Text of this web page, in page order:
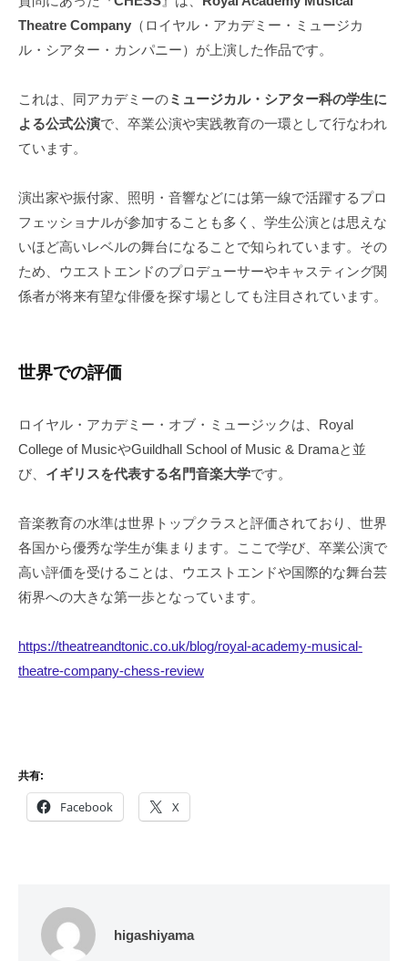
Theatre Company （ロイヤル・アカデミー・ミュージカ
ル・シアター・カンパニー）が上演した作品です。
これは、同アカデミーのミュージカル・シアター科の学生に
よる公式公演で、卒業公演や実践教育の一環として行なわれ
ています。
演出家や振付家、照明・音響などには第一線で活躍するプロ
フェッショナルが参加することも多く、学生公演とは思えな
いほど高いレベルの舞台になることで知られています。その
ため、ウエストエンドのプロデューサーやキャスティング関
係者が将来有望な俳優を探す場としても注目されています。
世界での評価
ロイヤル・アカデミー・オブ・ミュージックは、Royal
College of MusicやGuildhall School of Music & Dramaと並
び、 イギリスを代表する名門音楽大学です。
音楽教育の水準は世界トップクラスと評価されており、世界
各国から優秀な学生が集まります。ここで学び、卒業公演で
高い評価を受けることは、ウエストエンドや国際的な舞台芸
術界への大きな第一歩となっています。
https://theatreandtonic.co.uk/blog/royal-academy-musical-
theatre-company-chess-review
共有:
Facebook X
higashiyama